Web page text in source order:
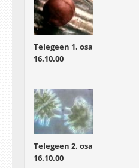
Telegeen 1. osa
16.10.00
Telegeen 2. osa
16.10.00